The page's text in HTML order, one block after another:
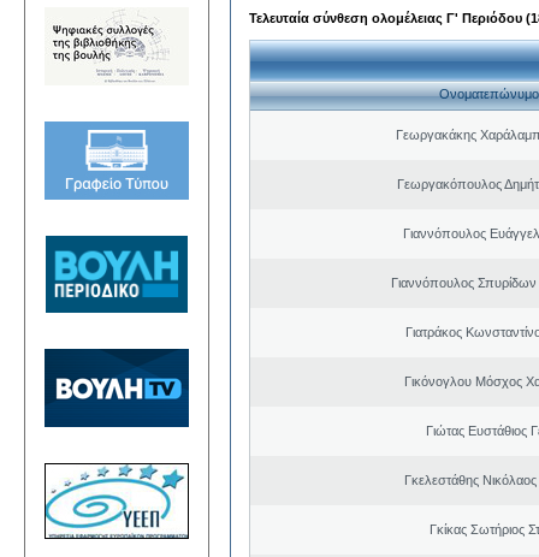
Τελευταία σύνθεση ολομέλειας Γ' Περιόδου
Ονοματεπώνυμο
Γεωργακάκης
Γεωργακόπουλος
Γιαννόπουλος
Γιαννόπουλος
Γιατράκος
Γικόνογλου Μόσχος
Γιώτας Ευστάθιος
Γκελεστάθης
Γκίκας Σωτήριος